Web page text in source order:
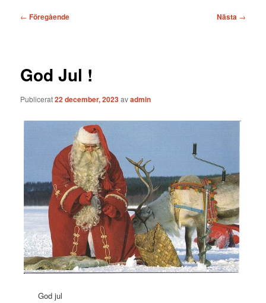
Inläggsnavigering
← Föregående Nästa →
God Jul !
Publicerat22 december, 2023avadmin
God jul